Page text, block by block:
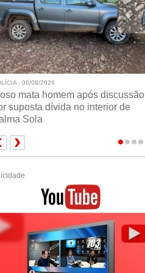
- 06/08/2026
mata homem após discussão
suposta dívida no interior de
Sola